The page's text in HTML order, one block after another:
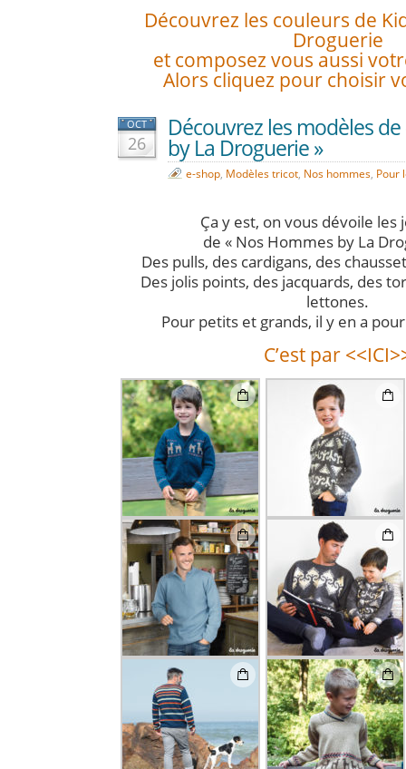
Découvrez les couleurs de
Droguerie
et composez vous aussi
Alors cliquez pour choisir
OCT
26
Découvrez les modèles
by La Droguerie »
e-shop, Modèles tricot, Nos hommes, Pour
Ça y est, on vous dévoile les
de « Nos Hommes by La
Des pulls, des cardigans, des
Des jolis points, des jacquards, des
lettones.
Pour petits et grands, il y en a
C’est par